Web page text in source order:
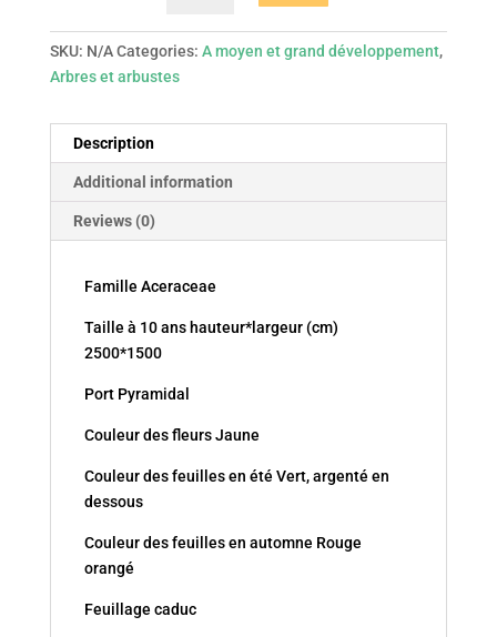
quantity
SKU: N/A Categories: A moyen et grand développement,
Arbres et arbustes
Description
Additional information
Reviews (0)
Famille Aceraceae
Taille à 10 ans hauteur*largeur (cm)
2500*1500
Port Pyramidal
Couleur des fleurs Jaune
Couleur des feuilles en été Vert, argenté en
dessous
Couleur des feuilles en automne Rouge
orangé
Feuillage caduc